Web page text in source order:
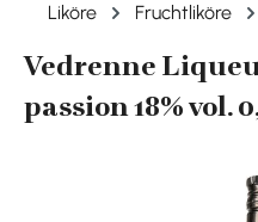
Liköre Fruchtliköre
Vedrenne
passion 18% vol.